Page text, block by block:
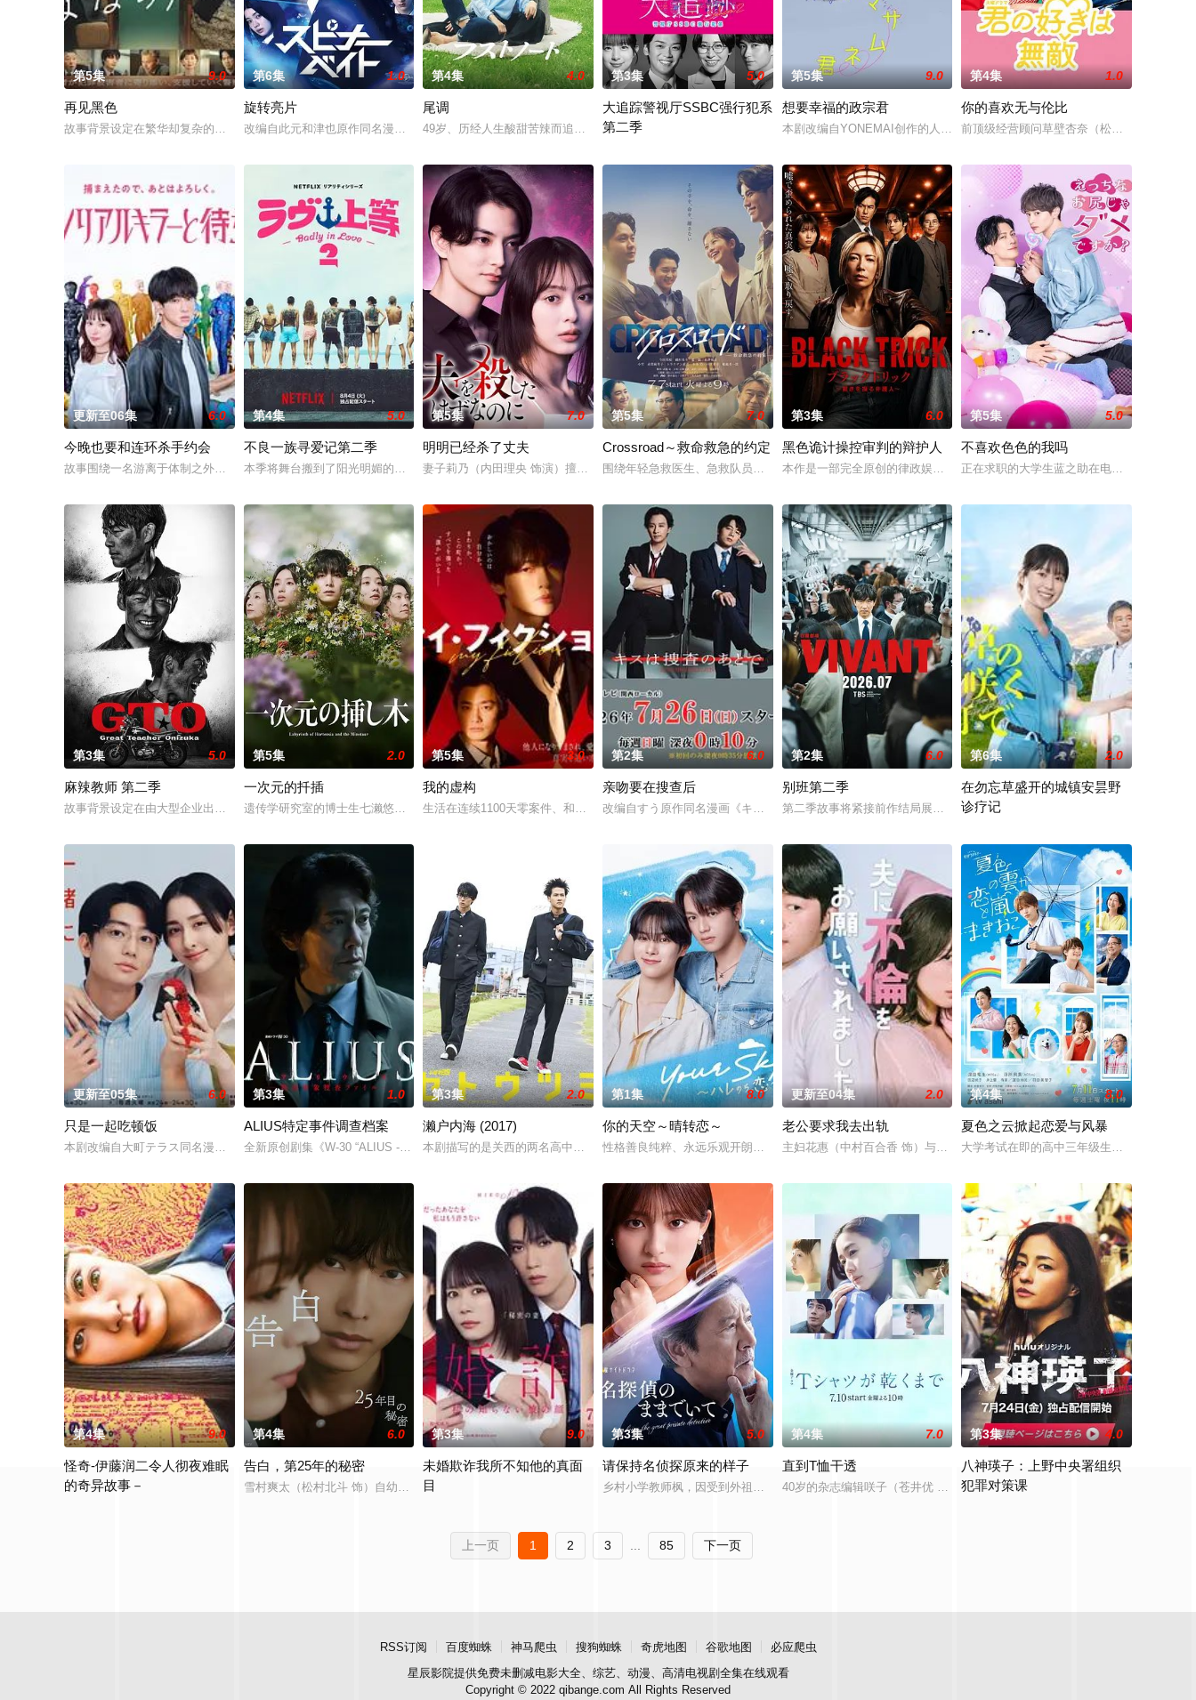
第5集 9.0
再见黑色
故事背景设定在繁华却复杂的东京池袋地区。西池袋警署新设立了“犯罪受害者支援室”，在这里，警察们将贴身陪伴遭遇各类案件的受害者及遗属，协助他们
第6集 1.0
旋转亮片
改编自此元和津也原作同名漫画。不起眼的高中生三井宏太在好友内新次郎的邀请下加入了钓鱼部。虽然听说这是守护城镇秩序的正义之士，但实际上却是由黑
第4集 4.0
尾调
49岁、历经人生酸甜苦辣而追求现状稳定的职场女性一濑葵（内田有纪 饰），与因家庭环境被迫放弃梦想、压抑自我生活的30岁青年樋口澄晴（寺西拓
第3集 5.0
大追踪警视厅SSBC强行犯系
第二季
第5集 9.0
想要幸福的政宗君
本剧改编自YONEMAI创作的人气漫画，系列累计发行量已达20万部。不得志的
第4集 1.0
你的喜欢无与伦比
前顶级经营顾问草壁杏奈（松本若菜 饰）辞
更新至06集 6.0
今晚也要和连环杀手约会
故事围绕一名游离于体制之外、孤傲冷峻的“独狼”刑警，与一位拥有特异功能的神秘密友展开。
第4集 5.0
不良一族寻爱记第二季
本季将舞台搬到了阳光明媚的冲绳，来自日本各地的暴走族与不良男女齐聚新学校。他们将带着各自复杂的过去在海边展开共同生活，不仅直面碰撞的火花与羁
第5集 7.0
明明已经杀了丈夫
妻子莉乃（内田理央 饰演）擅长烹饪，丈夫庆太（渡边圭祐 饰）温柔体贴。这对夫妻原本过着幸福的生活，然而在结婚纪念日当晚，一段突如其来的直
第5集 7.0
Crossroad～救命救急的约定
围绕年轻急救医生、急救队员和警察的成长与正义展开。今田美樱在剧中饰演在急救科工作的年轻医生春木遥，她
第3集 6.0
黑色诡计操控审判的辩护人
本作是一部完全原创的律政娱乐作品，讲述了“捏造天才”且能力卓越的律师·浦
第5集 5.0
不喜欢色色的我吗
正在求职的大学生蓝之助在电车上遭遇危机
第3集 5.0
麻辣教师 第二季
故事背景设定在由大型企业出资设立的私立诚进学园。在这个推崇数字化管理、师生评价透明化的“令和教育现场”，52岁的鬼塚英吉将出任班主任。面对只
第5集 2.0
一次元的扦插
遗传学研究室的博士生七濑悠（山田凉介 饰）一直无法走出义妹紫阳失踪的阴影。某日，他受命对一具在喜马拉雅山脉发现、距今 200 年的古人骨进行
第5集 3.0
我的虚构
生活在连续1100天零案件、和平安宁小镇“森沼NEX TOWN”的伊川正树（玉森裕太 饰），是一名在养老院工作的普通护理员。他与结婚六年的妻
第2集 6.0
亲吻要在搜查后
改编自すう原作同名漫画《キスは捜査のあとで》。
第2集 6.0
别班第二季
第二季故事将紧接前作结局展开，以自卫队直辖的非公开组织「别班」为核心，
第6集 2.0
在勿忘草盛开的城镇安昙野
诊疗记
更新至05集 6.0
只是一起吃顿饭
本剧改编自大町テラス同名漫画，描绘了过着不满足日常生活的已婚男女以“美味”为契机相互吸引的爱情故事。身为料理讲师的泽田多树，对料理毫无兴趣、
第3集 1.0
ALIUS特定事件调查档案
全新原创剧集《W-30 “ALIUS -特定事件调查档案-”》（共6集）将于2026年7月开播。该剧由佐佐木藏之介主演，这是他时隔约24年再
第3集 2.0
濑户内海 (2017)
本剧描写的是关西的两名高中男生濑户（叶山奖之）与内海（高杉真宙），放学后在河边唠嗑的故事。沉默寡言的内海与善于交往的濑户，两人的性格
第1集 8.0
你的天空～晴转恋～
性格善良纯粹、永远乐观开朗的阳光少年舟濑阳向（福田步汰 饰），和校内风云人物、被众人称作“暴君王子”的傲
更新至04集 2.0
老公要求我去出轨
主妇花惠（中村百合香 饰）与丈夫弘树（佐野玲於 饰）及4岁女儿看似幸福，
第4集 8.0
夏色之云掀起恋爱与风暴
大学考试在即的高中三年级生武宫夏辉（深
第4集 9.0
怪奇-伊藤润二令人彻夜难眠
的奇异故事－
第4集 6.0
告白，第25年的秘密
雪村爽太（松村北斗 饰）自幼因一次相遇，对一名女性怀有长达25年的感情。他始终不曾表白，而是在暗中守望，甚至刻意制造“偶然”接近对方。随着两
第3集 9.0
未婚欺诈我所不知他的真面
目
第3集 5.0
请保持名侦探原来的样子
乡村小学教师枫，因受到外祖父的影响，自幼便是坚定的推理迷。如今外祖父身患路易体痴呆症，常常能看到一些
第4集 7.0
直到T恤干透
40岁的杂志编辑咲子（苍井优 饰）原本深信自己拥有美满的婚姻，但在卷入一
第3集 4.0
八神瑛子：上野中央署组织
犯罪对策课
上一页 1 2 3 ... 85 下一页
RSS订阅 百度蜘蛛 神马爬虫 搜狗蜘蛛 奇虎地图 谷歌地图
必应爬虫
星辰影院提供免费未删减电影大全、综艺、动漫、高清电视剧全集在线观看
Copyright © 2022 qibange.com All Rights Reserved